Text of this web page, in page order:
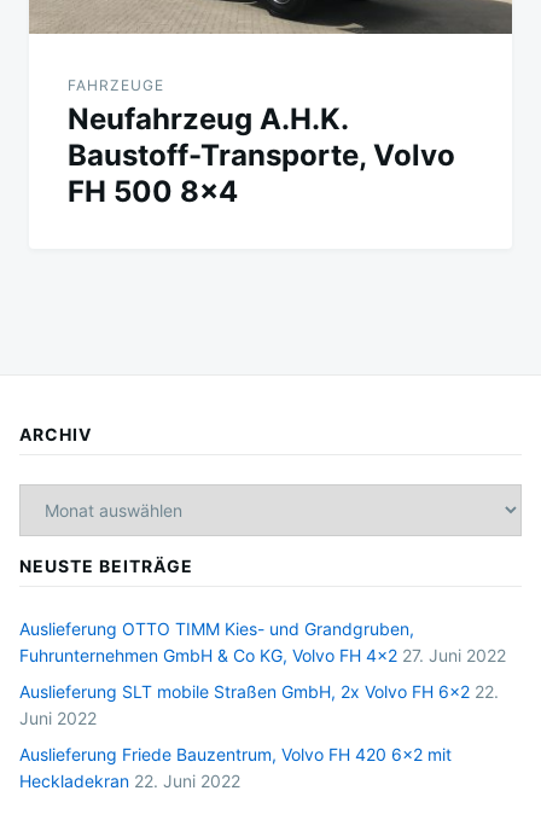
FAHRZEUGE
Neufahrzeug A.H.K.
Baustoff-Transporte, Volvo
FH 500 8×4
ARCHIV
NEUSTE BEITRÄGE
Auslieferung OTTO TIMM Kies- und Grandgruben,
Fuhrunternehmen GmbH & Co KG, Volvo FH 4×2 27. Juni 2022
Auslieferung SLT mobile Straßen GmbH, 2x Volvo FH 6×2 22.
Juni 2022
Auslieferung Friede Bauzentrum, Volvo FH 420 6×2 mit
Heckladekran 22. Juni 2022